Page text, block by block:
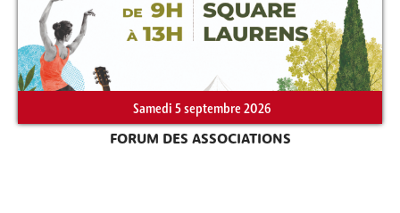
Samedi 5 septembre 2026
FORUM DES ASSOCIATIONS